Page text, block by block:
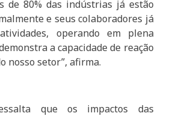
de 80% das indústrias já estão
e seus colaboradores já
operando em plena
a capacidade de reação
nosso setor”, afirma.
que os impactos das